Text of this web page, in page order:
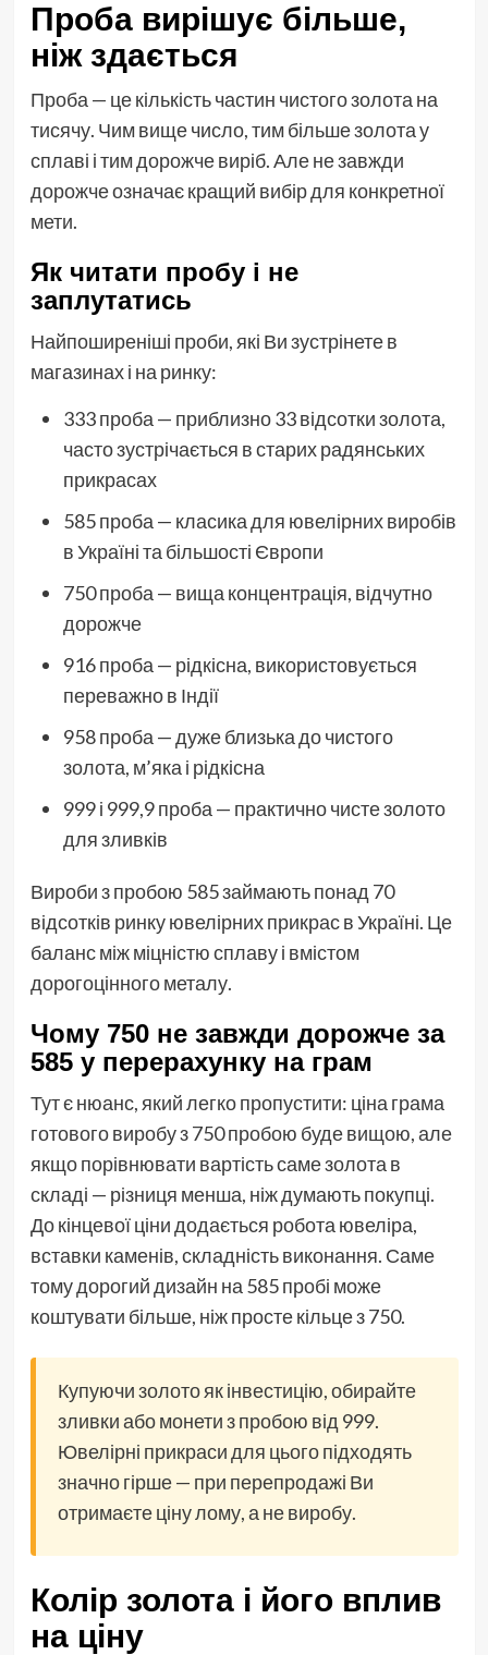
Проба вирішує більше,
ніж здається
Проба — це кількість частин чистого золота на
тисячу. Чим вище число, тим більше золота у
сплаві і тим дорожче виріб. Але не завжди
дорожче означає кращий вибір для конкретної
мети.
Як читати пробу і не
заплутатись
Найпоширеніші проби, які Ви зустрінете в
магазинах і на ринку:
333 проба — приблизно 33 відсотки золота,
часто зустрічається в старих радянських
прикрасах
585 проба — класика для ювелірних виробів
в Україні та більшості Європи
750 проба — вища концентрація, відчутно
дорожче
916 проба — рідкісна, використовується
переважно в Індії
958 проба — дуже близька до чистого
золота, м’яка і рідкісна
999 і 999,9 проба — практично чисте золото
для зливків
Вироби з пробою 585 займають понад 70
відсотків ринку ювелірних прикрас в Україні. Це
баланс між міцністю сплаву і вмістом
дорогоцінного металу.
Чому 750 не завжди дорожче за
585 у перерахунку на грам
Тут є нюанс, який легко пропустити: ціна грама
готового виробу з 750 пробою буде вищою, але
якщо порівнювати вартість саме золота в
складі — різниця менша, ніж думають покупці.
До кінцевої ціни додається робота ювеліра,
вставки каменів, складність виконання. Саме
тому дорогий дизайн на 585 пробі може
коштувати більше, ніж просте кільце з 750.
Купуючи золото як інвестицію, обирайте
зливки або монети з пробою від 999.
Ювелірні прикраси для цього підходять
значно гірше — при перепродажі Ви
отримаєте ціну лому, а не виробу.
Колір золота і його вплив
на ціну